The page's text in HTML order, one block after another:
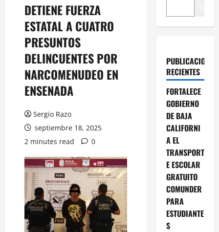
DETIENE FUERZA
ESTATAL A CUATRO
PRESUNTOS
DELINCUENTES POR
NARCOMENUDEO EN
ENSENADA
Sergio Razo
septiembre 18, 2025
2 minutes read
0
PUBLICACIONES
RECIENTES
FORTALECE
GOBIERNO
DE BAJA
CALIFORNI
A EL
TRANSPORT
E ESCOLAR
GRATUITO
COMUNDER
PARA
ESTUDIANTE
S